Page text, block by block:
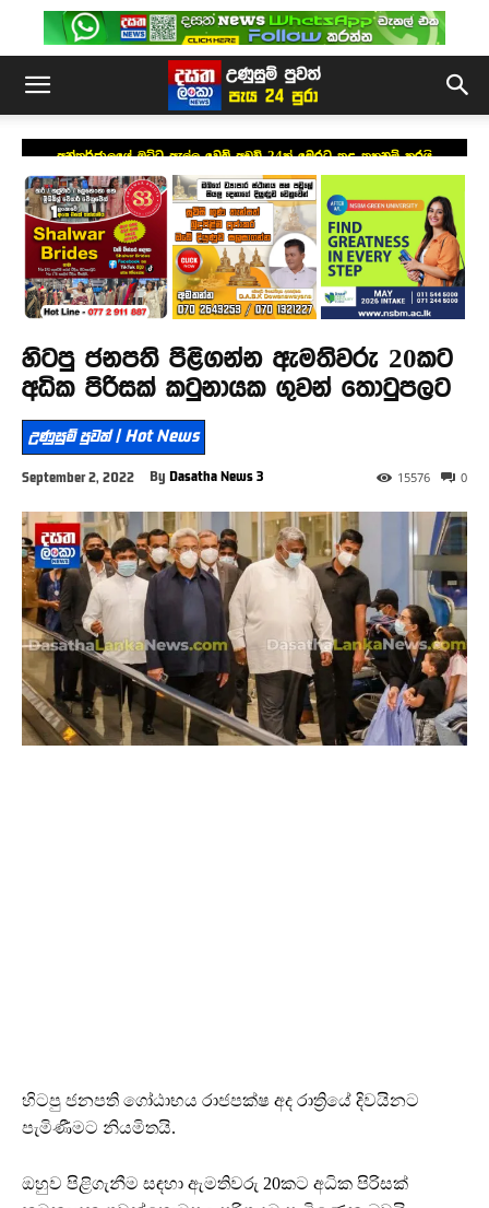
අන්තර්ජාලයේ ඔට්ටු ඇල්ලූ වෙබ් අඩවි 24ක් මෙරට තුළ තහනම් කරයි
හිටපු ජනපති පිළිගන්න ඇමතිවරු 20කට
අධික පිරිසක් කටුනායක ගුවන් තොටුපලට
උණුසුම් පුවත් | Hot News
September 2, 2022 By Dasatha News 3 0
15576
හිටපු ජනපති ගෝඨාභය රාජපක්ෂ අද රාත්‍රියේ දිවයිනට
පැමිණීමට නියමිතයි.
ඔහුව පිළිගැනීම සඳහා ඇමතිවරු 20කට අධික පිරිසක්